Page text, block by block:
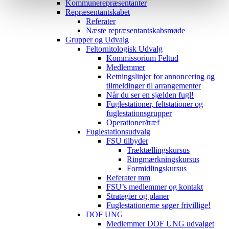
Kommunerepræsentanter
Repræsentantskabet
Referater
Næste repræsentantskabsmøde
Grupper og Udvalg
Feltornitologisk Udvalg
Kommissorium Feltud
Medlemmer
Retningslinjer for annoncering og
tilmeldinger til arrangementer
Når du ser en sjælden fugl!
Fuglestationer, feltstationer og
fuglestationsgrupper
Operationer/træf
Fuglestationsudvalg
FSU tilbyder
Træktællingskursus
Ringmærkningskursus
Formidlingskursus
Referater mm
FSU’s medlemmer og kontakt
Strategier og planer
Fuglestationerne søger frivillige!
DOF UNG
Medlemmer DOF UNG udvalget